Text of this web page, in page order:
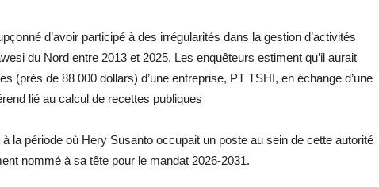
d’avoir participé à des irrégularités dans la gestion d’activités
du Nord entre 2013 et 2025. Les enquêteurs estiment qu’il aurait
(près de 88 000 dollars) d’une entreprise, PT TSHI, en échange d’une
lié au calcul de recettes publiques
la période où Hery Susanto occupait un poste au sein de cette autorité
nommé à sa tête pour le mandat 2026-2031.